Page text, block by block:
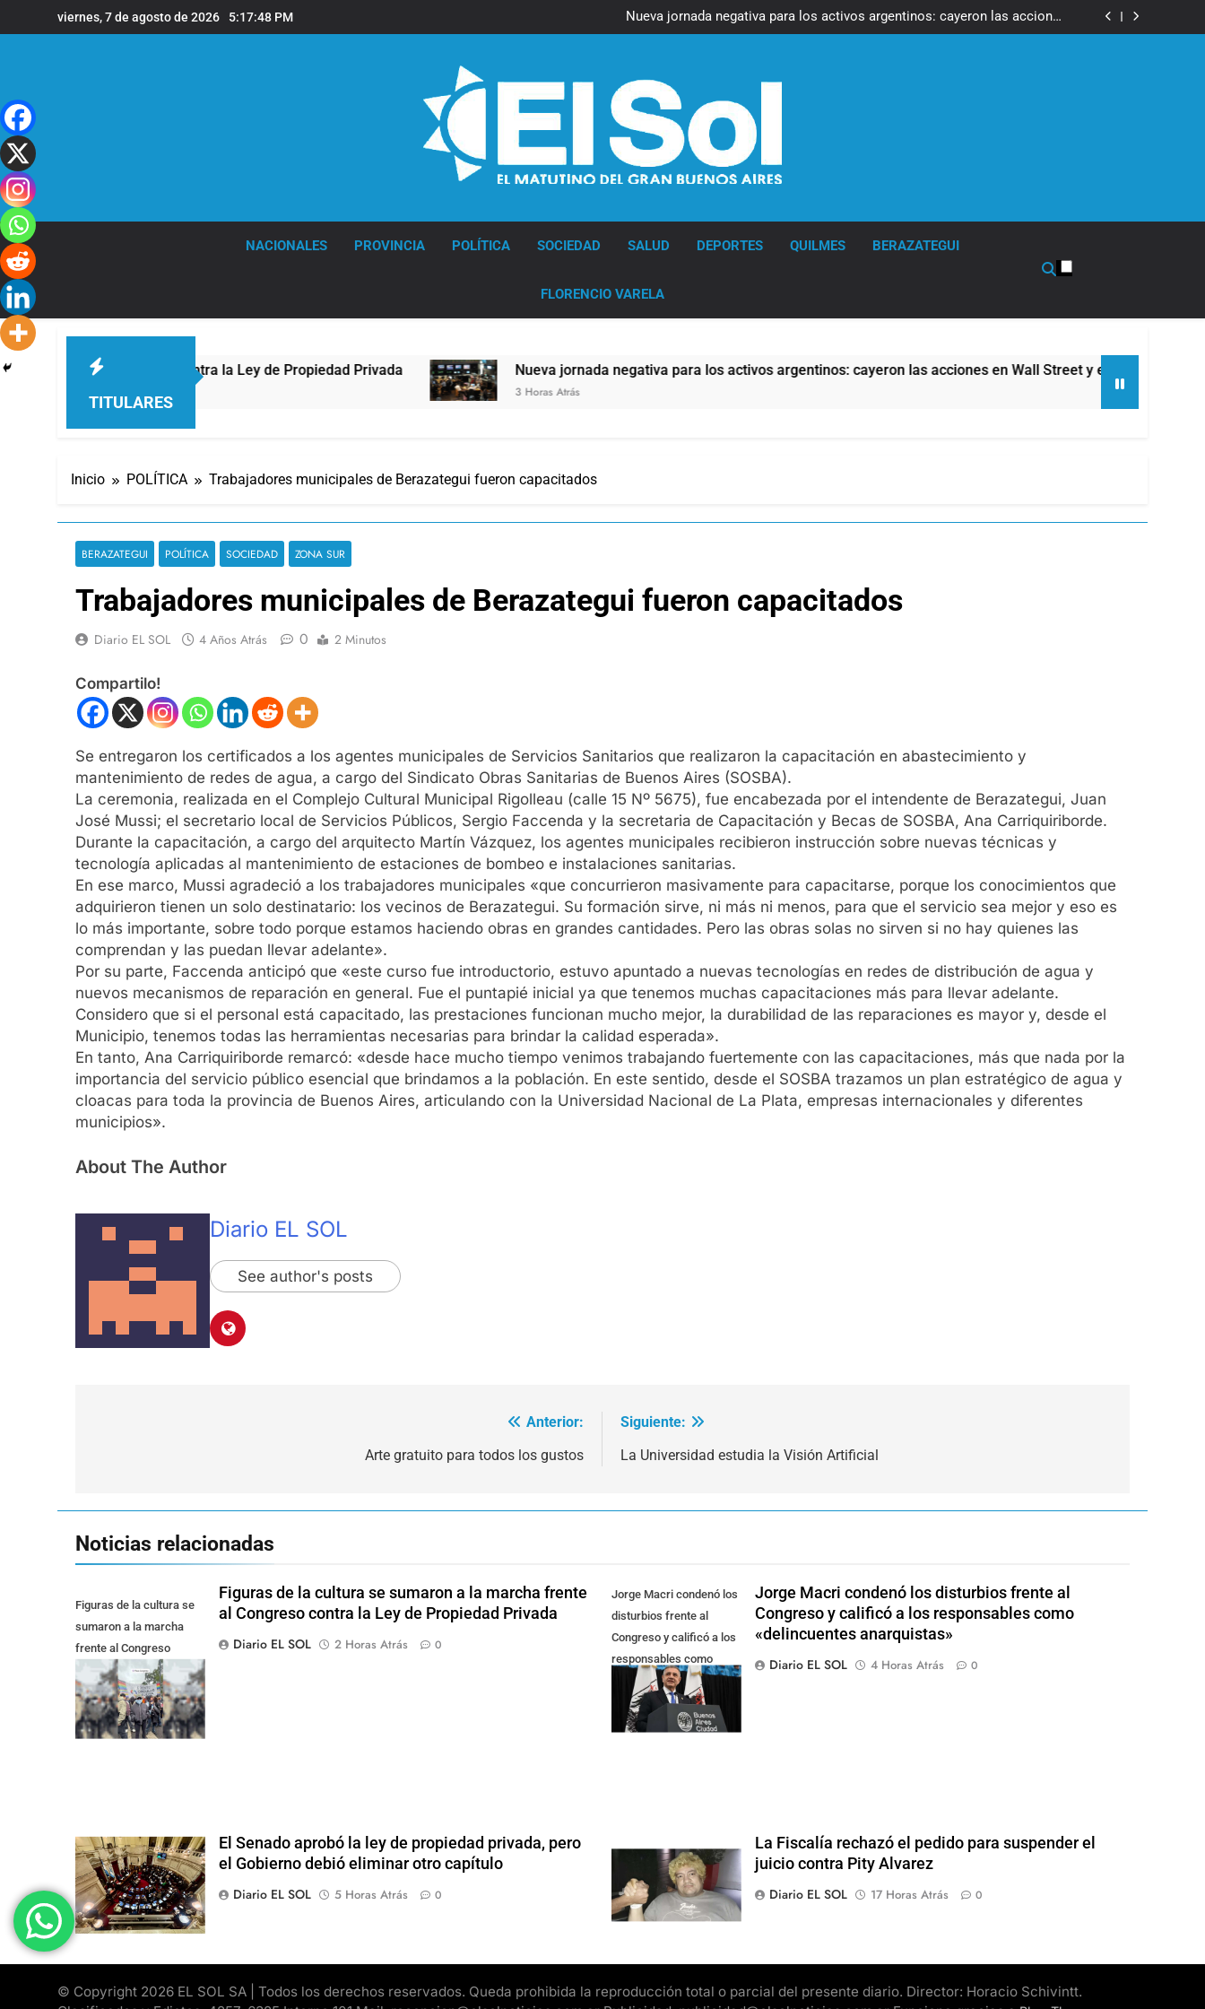
al
viernes, 7 de agosto de 2026 5:17:49 PM
Ley de Propiedad Privada
Nueva jornada negativa para los activos argentinos: cayeron las acciones
en Wall Street y el riesgo país quedó al borde de los 450 puntos
Jorge Macri condenó los disturbios frente al Congreso y calificó a los
Nueva jornada negativa para los activos argentinos: cayeron las acciones
Jorge Macri condenó los disturbios frente al Congreso y calificó a los
Día Internacional de la Cerveza: los tres secretos para servirla
NACIONALES PROVINCIA POLÍTICA SOCIEDAD SALUD DEPORTES QUILMES BERAZATEGUI
FLORENCIO VARELA
TITULARES
al Congreso contra la Ley de Propiedad Privada Nueva jornada negativa para los activos argentinos: cayeron las acciones en Wall Street y el riesgo país quedó al
3 Horas Atrás
Inicio POLÍTICA Trabajadores municipales de Berazategui fueron capacitados
BERAZATEGUI POLÍTICA SOCIEDAD ZONA SUR
Trabajadores municipales de Berazategui fueron capacitados
Diario EL SOL 4 Años Atrás 0 2 Minutos
Compartilo!
Se entregaron los certificados a los agentes municipales de Servicios Sanitarios que realizaron la capacitación en abastecimiento y
mantenimiento de redes de agua, a cargo del Sindicato Obras Sanitarias de Buenos Aires (SOSBA).
La ceremonia, realizada en el Complejo Cultural Municipal Rigolleau (calle 15 Nº 5675), fue encabezada por el intendente de Berazategui, Juan
José Mussi; el secretario local de Servicios Públicos, Sergio Faccenda y la secretaria de Capacitación y Becas de SOSBA, Ana Carriquiriborde.
Durante la capacitación, a cargo del arquitecto Martín Vázquez, los agentes municipales recibieron instrucción sobre nuevas técnicas y
tecnología aplicadas al mantenimiento de estaciones de bombeo e instalaciones sanitarias.
En ese marco, Mussi agradeció a los trabajadores municipales «que concurrieron masivamente para capacitarse, porque los conocimientos que
adquirieron tienen un solo destinatario: los vecinos de Berazategui. Su formación sirve, ni más ni menos, para que el servicio sea mejor y eso es
lo más importante, sobre todo porque estamos haciendo obras en grandes cantidades. Pero las obras solas no sirven si no hay quienes las
comprendan y las puedan llevar adelante».
Por su parte, Faccenda anticipó que «este curso fue introductorio, estuvo apuntado a nuevas tecnologías en redes de distribución de agua y
nuevos mecanismos de reparación en general. Fue el puntapié inicial ya que tenemos muchas capacitaciones más para llevar adelante.
Considero que si el personal está capacitado, las prestaciones funcionan mucho mejor, la durabilidad de las reparaciones es mayor y, desde el
Municipio, tenemos todas las herramientas necesarias para brindar la calidad esperada».
En tanto, Ana Carriquiriborde remarcó: «desde hace mucho tiempo venimos trabajando fuertemente con las capacitaciones, más que nada por la
importancia del servicio público esencial que brindamos a la población. En este sentido, desde el SOSBA trazamos un plan estratégico de agua y
cloacas para toda la provincia de Buenos Aires, articulando con la Universidad Nacional de La Plata, empresas internacionales y diferentes
municipios».
About The Author
Diario EL SOL
See author's posts
Anterior:
Arte gratuito para todos los gustos
Siguiente:
La Universidad estudia la Visión Artificial
Noticias relacionadas
Figuras de la cultura se
sumaron a la marcha
frente al Congreso
contra la Ley de
Propiedad Privada
Figuras de la cultura se sumaron a la marcha frente
al Congreso contra la Ley de Propiedad Privada
Diario EL SOL
2 Horas Atrás 0
Jorge Macri condenó los
disturbios frente al
Congreso y calificó a los
responsables como
"delincuentes
anarquistas"
Jorge Macri condenó los disturbios frente al
Congreso y calificó a los responsables como
«delincuentes anarquistas»
Diario EL SOL
4 Horas Atrás 0
El Senado aprobó la ley de propiedad privada, pero
el Gobierno debió eliminar otro capítulo
Diario EL SOL
5 Horas Atrás 0
La Fiscalía rechazó el pedido para suspender el
juicio contra Pity Alvarez
Diario EL SOL
17 Horas Atrás 0
© Copyright 2026 EL SOL SA | Todos los derechos reservados. Queda prohibida la reproducción total o parcial del presente diario. Director: Horacio Schivintt.